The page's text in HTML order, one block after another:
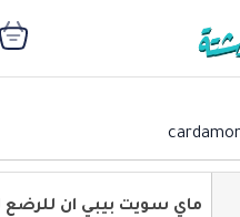
ماي سويت بيبي ان للرضع